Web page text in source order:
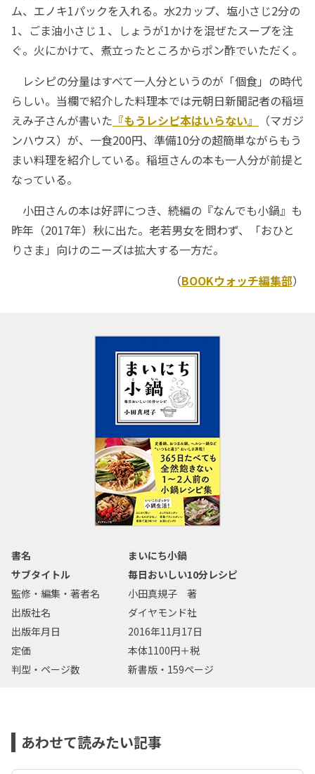
ム、エノキ1パックを入れる。水2カップ、塩小さじ2分の
1、ごま油小さじ１、しょうが1かけを混ぜたスープを注
ぐ。火にかけて、煮立ったところからポン酢でいただく。
レシピの分量はすべて一人分というのが「個食」の時代
らしい。当欄で紹介した料理本では元朝日新聞記者の稲垣
えみ子さんが書いた 『もうレシピ本はいらない』
（マガジ
ンハウス）が、一食200円、準備10分の超簡単ながらもう
まい料理を紹介している。稲垣さんの本も一人分が前提と
なっている。
小田さんの本は好評につき、続編の『なんでも小鍋』も
昨年（2017年）秋に出た。老若男女を問わず、「おひと
りさま」向けのニーズは拡大する一方だ。
（BOOKウォッチ編集部）
書名
まいにち小鍋
サブタイトル
毎日おいしい10分レシピ
監修・編集・著者名
小田真規子 著
出版社名
ダイヤモンド社
出版年月日
2016年11月17日
定価
本体1100円＋税
判型・ページ数
新書版・159ページ
あわせて読みたい記事